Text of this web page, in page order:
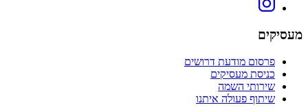
מעסיקים
פרסום מודעת דרושים
כניסת מעסיקים
שירותי השמה
שיתוף פעולה איתנו